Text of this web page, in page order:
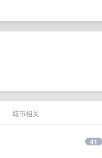
城市相关
41